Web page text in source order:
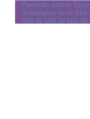
Pannello solare
Solarnplus serie 144
590 W 595 W 600 W